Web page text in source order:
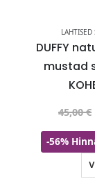
LAHTISED
DUFFY
mustad
45,00€
-56%